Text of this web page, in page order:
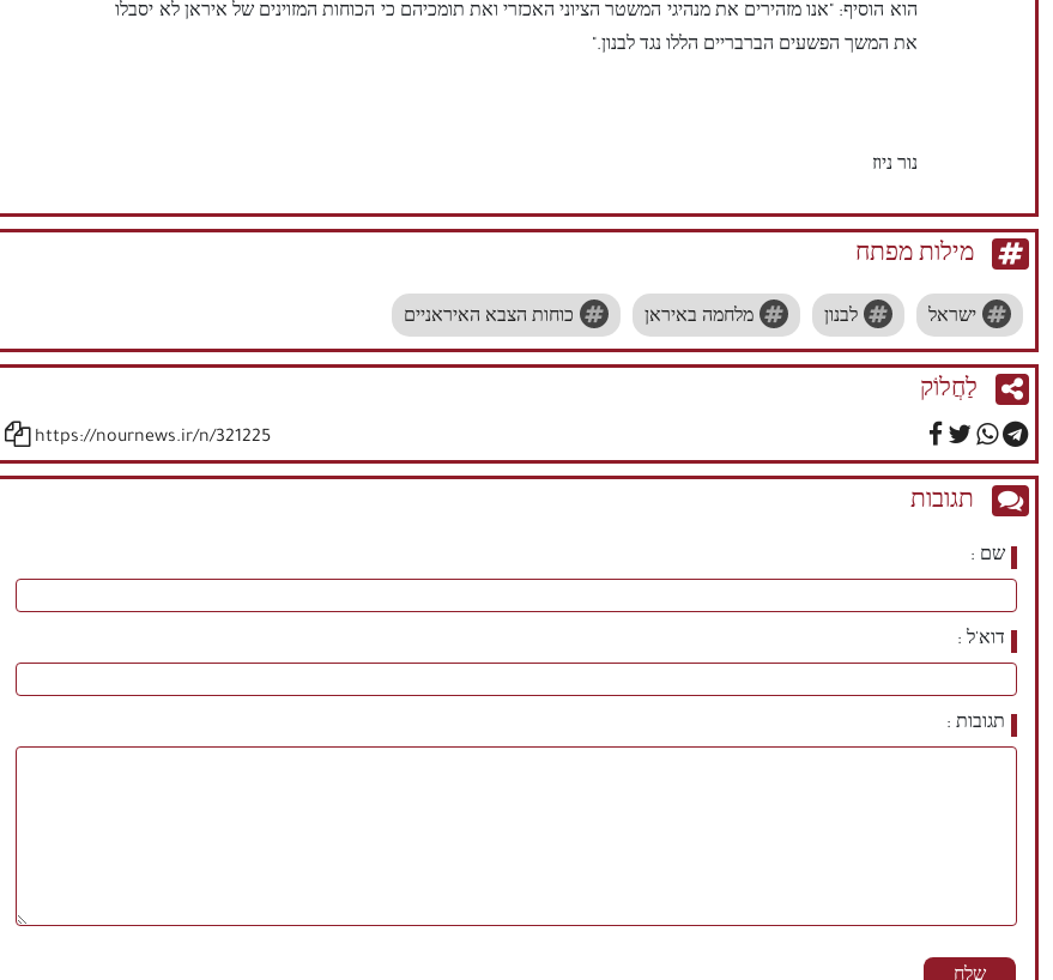
הוא הוסיף: "אנו מזהירים את מנהיגי המשטר הציוני האכזרי ואת תומכיהם כי הכוחות המזוינים של איראן לא יסבלו
את המשך הפשעים הברבריים הללו נגד לבנון."
נור ניוז
מילות מפתח
ישראל לבנון מלחמה באיראן כוחות הצבא האיראניים
לַחֲלוֹק
https://nournews.ir/n/321225
תגובות
שם
דוא'ל
תגובות